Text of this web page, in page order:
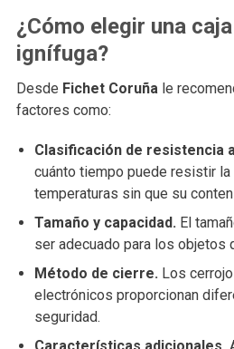
¿Cómo elegir una
ignífuga?
Desde Fichet Coruñale
factores como:
Clasificación de resistencia
cuánto tiempo puede resistir
temperaturas sin que su
Tamaño y capacidad. El
ser adecuado para los objetos
Método de cierre. Los
electrónicos proporcionan
seguridad.